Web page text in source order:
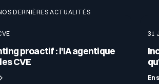
vos actions de remédiation
preuves d’analyse continue (logs,
atout pour les audits de
conformité réglementaire.
DERNIÈRES ACTUALITÉS
proactif : l'IA agentique
CVE
31
En